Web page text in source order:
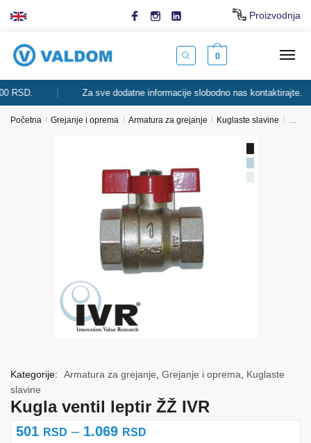
Proizvodnja
0
Za sve dodatne informacije slobodno nas kontaktirajte.
Početna / Grejanje i oprema / Armatura za grejanje / Kuglaste slavine /
Kugla ventil leptir ŽŽ IVR
501 RSD – 1.069 RSD
Kategorije: Armatura za grejanje Grejanje i oprema
Kuglaste
slavine